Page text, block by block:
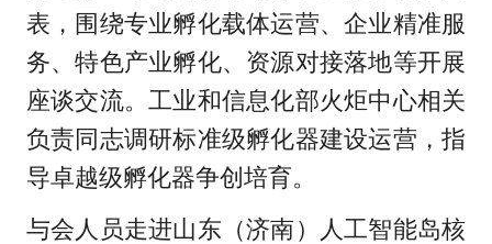
表，围绕专业孵化载体运营、企业精准服
务、特色产业孵化、资源对接落地等开展
座谈交流。工业和信息化部火炬中心相关
负责同志调研标准级孵化器建设运营，指
导卓越级孵化器争创培育。
与会人员走进山东（济南）人工智能岛核